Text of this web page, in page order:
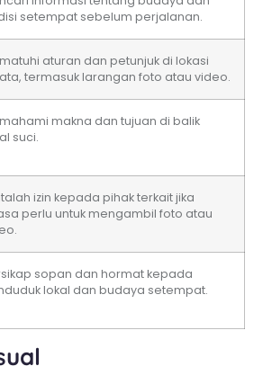
setempat sebelum perjalanan.
aturan dan petunjuk di lokasi
termasuk larangan foto atau video.
makna dan tujuan di balik
suci.
izin kepada pihak terkait jika
perlu untuk mengambil foto atau
sopan dan hormat kepada
lokal dan budaya setempat.